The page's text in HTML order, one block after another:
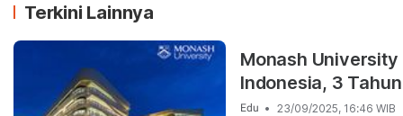
Terkini Lainnya
Monash University
Indonesia, 3
Edu 23/09/2025, 16:46 WIB